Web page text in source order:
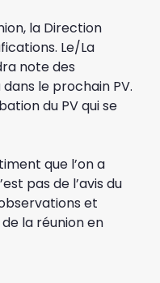
la Direction
Le/La
note des
le prochain PV.
du PV qui se
que l’on a
pas de l’avis du
et
la réunion en